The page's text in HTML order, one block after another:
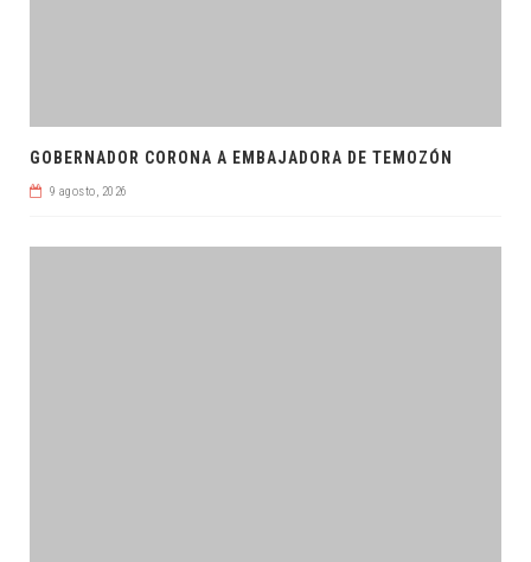
GOBERNADOR CORONA A EMBAJADORA DE TEMOZÓN
9 agosto, 2026